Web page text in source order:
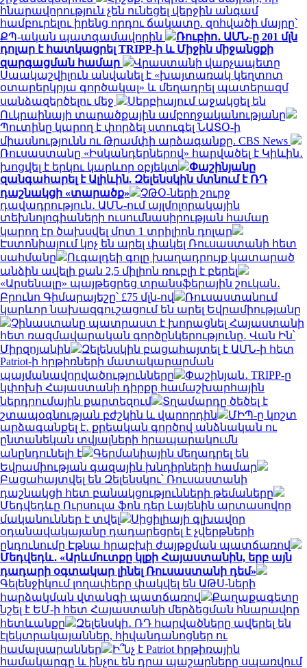
հնարավորություն չեն ունեցել վերջին անգամ
համբուրելու իրենց որդու ճակատը. զոհվածի մայրը՝
ՔՊ-ական պատգամավորին
Ռուբիո․ ԱՄՆ-ը 201 մլն
դոլար է հատկացրել TRIPP-ի և Միջին միջանցքի
զարգացման համար
Վրաստանի վարչապետը
Սաակաշվիլուն անվանել է «խայտառակ կեղտոտ
օտարերկրյա գործակալ» և մեղադրել պատերազմ
սանձազերծելու մեջ
Սերբիայում աջակցել են
Ուկրաինայի տարածքային ամբողջականությանը
Պուտինը կարող է փորձել ստուգել ՆԱՏՕ-ի
միասնությունն ու Թրամփի արձագանքը. CBS News
Ռուսաստանը «Իսկանդերներով» հարվածել է Կիևին․
խոցվել է երկու կարևոր օբյեկտ
Փաշինյանը
զանգահարել է Ալիևին. Զելենսկին մտնում է ՌԴ
դաշնակցի «տարածք»
ՉԹՕ-ների շուրջ
դավադրություն․ ԱՄՆ-ում այլմոլորակային
տեխնոլոգիաների ուսումնասիրության համար
կարող էր ծախսվել մոտ 1 տրիլիոն դոլար
Էստոնիայում կոչ են արել փակել Ռուսաստանի հետ
սահմանը
Ուգալդեի գոլը խաղադրույք կատարած
անձին ավելի քան 2,5 միլիոն ռուբլի է բերել
«Արսենալը» պայթեցրեց տրանսֆերային շուկան․
Բրունո Գիմարայեշը՝ £75 մլն-ով
Ռուսաստանում
կարևոր նախազգուշացում են արել Եվրամիությանը
Չինաստանը պատրաստ է խորացնել Հայաստանի
հետ ռազմավարական գործընկերությունը․ Վան Ին՝
Միրզոյանին
Զելենսկին բացահայտել է ԱՄՆ-ի հետ
Patriot-ի հրթիռների մատակարարման
պայմանավորվածությունները
Փաշինյան․ TRIPP-ը
կփոխի Հայաստանի դիրքը համաշխարհային
ներդրումային քարտեզում
Տղամարդը ծեծել է
շտապօգնության բժշկին և վարորդին
ՄԻՊ-ը կոշտ
արձագանքել է․ քրեական գործով անձնական ու
ընտանեկան տվյալների հրապարակումն
անընդունելի է
Գերմանիային մեղադրել են
Եվրամիության գազային խնդիրների համար
Բացահայտվել են Զելենսկու՝ Ռուսաստանի
դաշնակցի հետ բանակցությունների թեմաները
Մեդվեդևը Ուրսուլա ֆոն դեր Լայենին արտասովոր
մականուններ է տվել
Սիցիլիայի գլխավոր
օդանավակայանը դադարեցրել է չվերթների
ընդունումը Էթնա հրաբխի ժայթքման պատճառով
Մեդվեդև․ «Արևմուտքը կլքի Հայաստանին, երբ այն
դադարի օգտակար լինել Ռուսաստանի դեմ»
Գելենջիկում լողափերը փակվել են ԱԹՍ-ների
հարձակման վտանգի պատճառով
Քաղաքագետը
նշել է ԵՄ-ի հետ Հայաստանի մերձեցման հնարավոր
հետևանքը
Զելենսկի․ ՌԴ հարվածները ավերել են
էլեկտրակայաններ, հիվանդանոցներ ու
համալսարաններ
Ի՞նչ է Patriot հրթիռային
համակարգը և ինչու են դրա պաշարները սպառվում